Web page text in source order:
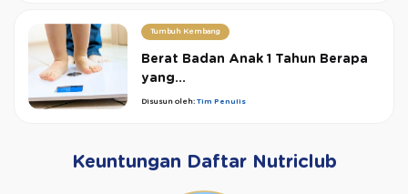
Tumbuh Kembang
Berat Badan Anak 1 Tahun Berapa
yang...
Disusun oleh: Tim Penulis
Keuntungan Daftar Nutriclub